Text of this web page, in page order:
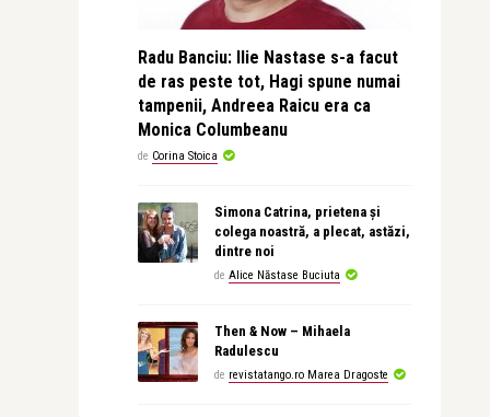
Radu Banciu: Ilie Nastase s-a facut
de ras peste tot, Hagi spune numai
tampenii, Andreea Raicu era ca
Monica Columbeanu
de Corina Stoica
Simona Catrina, prietena și
colega noastră, a plecat, astăzi,
dintre noi
de Alice Năstase Buciuta
Then & Now – Mihaela
Radulescu
de revistatango.ro Marea Dragoste